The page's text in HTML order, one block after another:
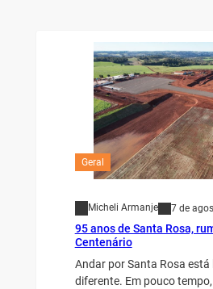
Geral
Micheli Armanje 7 de
95 anos de Santa Rosa,
Centenário
Andar por Santa Rosa
diferente. Em pouco